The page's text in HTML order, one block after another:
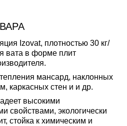
Izovat, плотностью 30 кг/
вата в форме плит
мансард, наклонных
каркасных стен и и др.
высокими
свойствами, экологически
стойка к химическим и